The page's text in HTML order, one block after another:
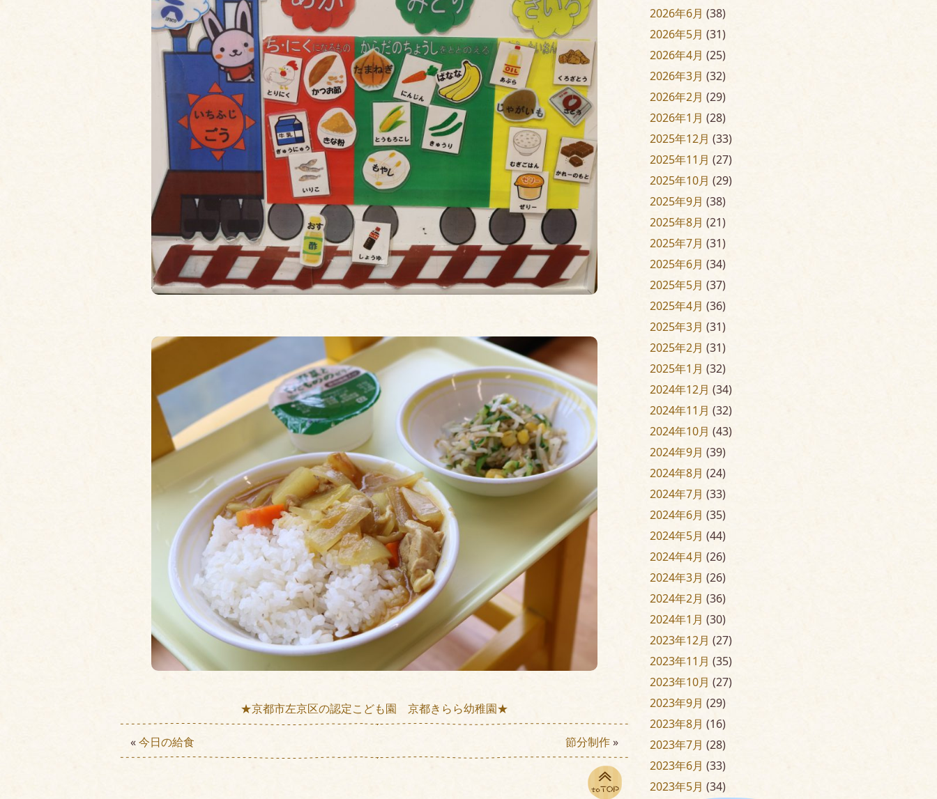
★京都市左京区の認定こども園 京都きらら幼稚園★
«今日の給食 節分制作»
2026年6月 (38)
2026年5月 (31)
2026年4月 (25)
2026年3月 (32)
2026年2月 (29)
2026年1月 (28)
2025年12月 (33)
2025年11月 (27)
2025年10月 (29)
2025年9月 (38)
2025年8月 (21)
2025年7月 (31)
2025年6月 (34)
2025年5月 (37)
2025年4月 (36)
2025年3月 (31)
2025年2月 (31)
2025年1月 (32)
2024年12月 (34)
2024年11月 (32)
2024年10月 (43)
2024年9月 (39)
2024年8月 (24)
2024年7月 (33)
2024年6月 (35)
2024年5月 (44)
2024年4月 (26)
2024年3月 (26)
2024年2月 (36)
2024年1月 (30)
2023年12月 (27)
2023年11月 (35)
2023年10月 (27)
2023年9月 (29)
2023年8月 (16)
2023年7月 (28)
2023年6月 (33)
2023年5月 (34)